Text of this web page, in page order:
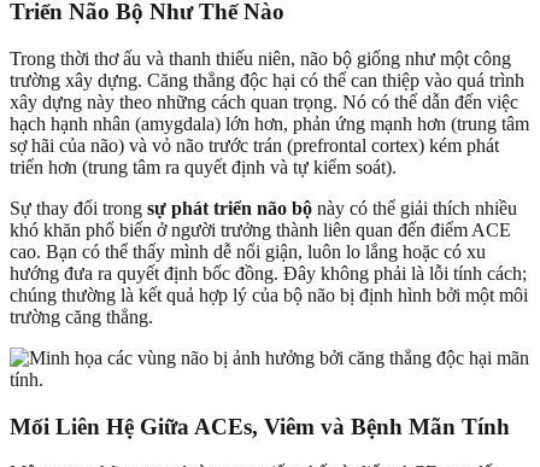
Triển Não Bộ Như Thế Nào
Trong thời thơ ấu và thanh thiếu niên, não bộ giống như một công
trường xây dựng. Căng thẳng độc hại có thể can thiệp vào quá trình
xây dựng này theo những cách quan trọng. Nó có thể dẫn đến việc
hạch hạnh nhân (amygdala) lớn hơn, phản ứng mạnh hơn (trung tâm
sợ hãi của não) và vỏ não trước trán (prefrontal cortex) kém phát
triển hơn (trung tâm ra quyết định và tự kiểm soát).
Sự thay đổi trong sự phát triển não bộ này có thể giải thích nhiều
khó khăn phổ biến ở người trưởng thành liên quan đến điểm ACE
cao. Bạn có thể thấy mình dễ nổi giận, luôn lo lắng hoặc có xu
hướng đưa ra quyết định bốc đồng. Đây không phải là lỗi tính cách;
chúng thường là kết quả hợp lý của bộ não bị định hình bởi một môi
trường căng thẳng.
Mối Liên Hệ Giữa ACEs, Viêm và Bệnh Mãn Tính